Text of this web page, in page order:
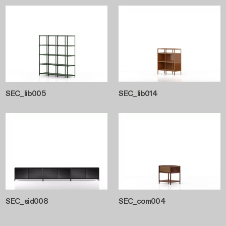
SEC_lib005 SEC_lib014
SEC_sid008 SEC_com004